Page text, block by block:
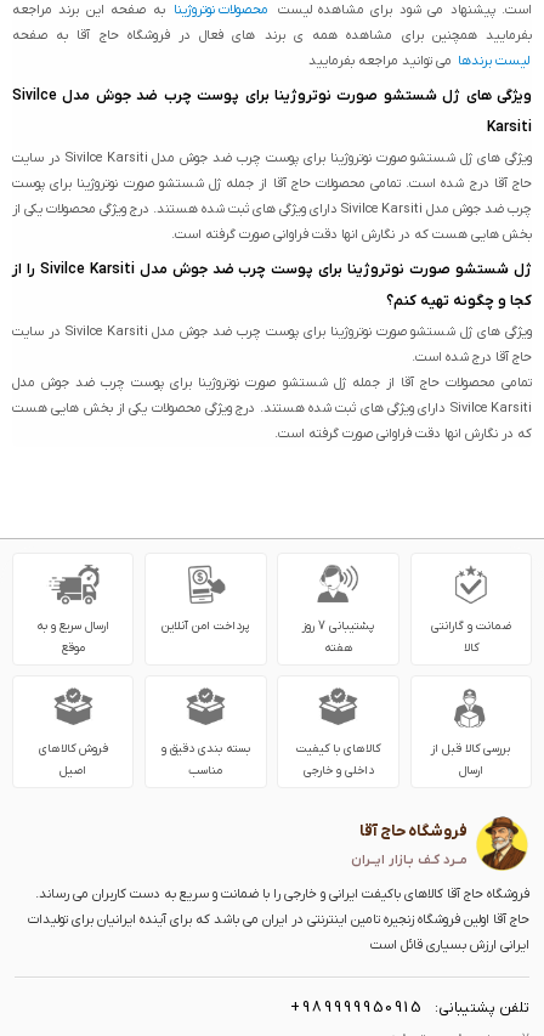
است. پیشنهاد می شود برای مشاهده لیست
محصولات نوتروژینا به صفحه این برند مراجعه
بفرمایید همچنین برای مشاهده همه ی برند های فعال در فروشگاه حاج آقا به صفحه
لیست برندها می توانید مراجعه بفرمایید
ویژگی های ژل شستشو صورت نوتروژینا برای پوست چرب ضد جوش مدل Sivilce
Karsiti
ویژگی های ژل شستشو صورت نوتروژینا برای پوست چرب ضد جوش مدل Sivilce Karsiti در سایت
حاج آقا درج شده است. تمامی محصولات حاج آقا از جمله ژل شستشو صورت نوتروژینا برای پوست
چرب ضد جوش مدل Sivilce Karsiti دارای ویژگی های ثبت شده هستند. درج ویژگی محصولات یکی از
بخش هایی هست که در نگارش انها دقت فراوانی صورت گرفته است.
ژل شستشو صورت نوتروژینا برای پوست چرب ضد جوش مدل Sivilce Karsiti را از
کجا و چگونه تهیه کنم؟
ویژگی های ژل شستشو صورت نوتروژینا برای پوست چرب ضد جوش مدل Sivilce Karsiti در سایت
حاج آقا درج شده است.
تمامی محصولات حاج آقا از جمله ژل شستشو صورت نوتروژینا برای پوست چرب ضد جوش مدل
Sivilce Karsiti دارای ویژگی های ثبت شده هستند. درج ویژگی محصولات یکی از بخش هایی هست
که در نگارش انها دقت فراوانی صورت گرفته است.
ضمانت و گارانتی
کالا
پشتیبانی 7 روز
هفته
پرداخت امن آنلاین
ارسال سریع و به
موقع
بررسی کالا قبل از
ارسال
کالاهای با کیفیت
داخلی و خارجی
بسته بندی دقیق و
مناسب
فروش کالاهای
اصیل
فروشگاه حاج آقا
مــرد کـف بـازار ایــران
فروشگاه حاج آقا کالاهای باکیفت ایرانی و خارجی را با ضمانت و سریع به دست کاربران می رساند.
حاج آقا اولین فروشگاه زنجیره تامین اینترنتی در ایران می باشد که برای آینده ایرانیان برای تولیدات
ایرانی ارزش بسیاری قائل است
تلفن پشتیبانی: +989999950915